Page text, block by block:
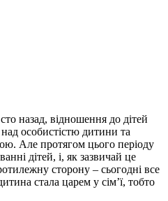
назад, відношення до дітей
особистістю дитини та
Але протягом цього періоду
дітей, і, як зазвичай це
сторону – сьогодні все
стала царем у сім’ї, тобто